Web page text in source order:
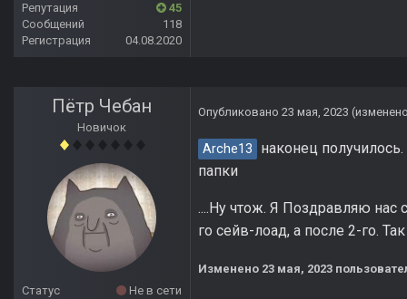
Репутация
45
Сообщений
118
Регистрация
04.08.2020
Пётр Чебан
Новичок
Статус
Не в сети
Опубликовано 23 мая, 2023
Arche13
наконец
папки
....Ну чтож. Я Поздравляю нас
го сейв-лоад, а после 2-го.
Изменено 23 мая, 2023